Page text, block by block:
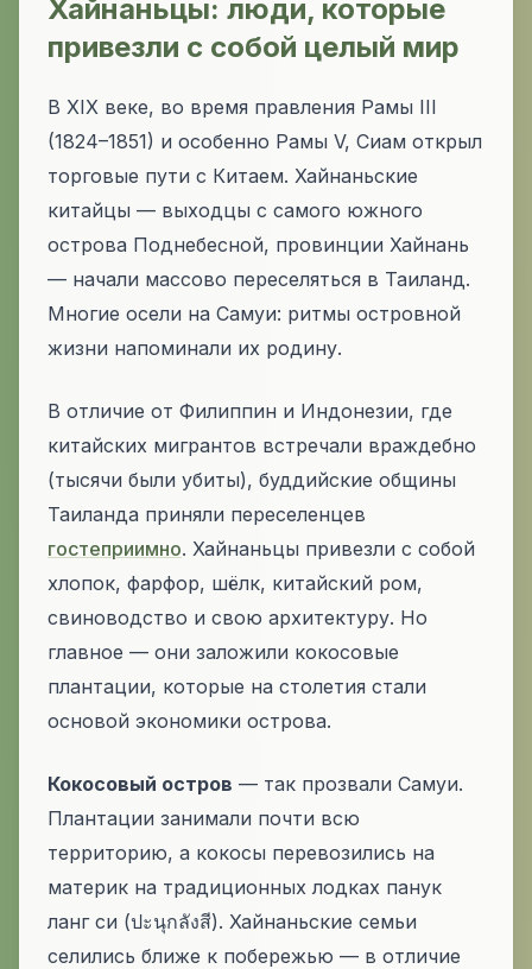
Хайнаньцы: люди, которые
привезли с собой целый мир
В XIX веке, во время правления Рамы III
(1824–1851) и особенно Рамы V, Сиам открыл
торговые пути с Китаем. Хайнаньские
китайцы — выходцы с самого южного
острова Поднебесной, провинции Хайнань
— начали массово переселяться в Таиланд.
Многие осели на Самуи: ритмы островной
жизни напоминали их родину.
В отличие от Филиппин и Индонезии, где
китайских мигрантов встречали враждебно
(тысячи были убиты), буддийские общины
Таиланда приняли переселенцев
гостеприимно. Хайнаньцы привезли с собой
хлопок, фарфор, шёлк, китайский ром,
свиноводство и свою архитектуру. Но
главное — они заложили кокосовые
плантации, которые на столетия стали
основой экономики острова.
Кокосовый остров — так прозвали Самуи.
Плантации занимали почти всю
территорию, а кокосы перевозились на
материк на традиционных лодках панук
ланг си (ปะนุกลังสี). Хайнаньские семьи
селились ближе к побережью — в отличие